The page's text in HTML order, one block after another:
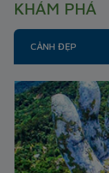
KHÁM PHÁ
CẢNH ĐẸP